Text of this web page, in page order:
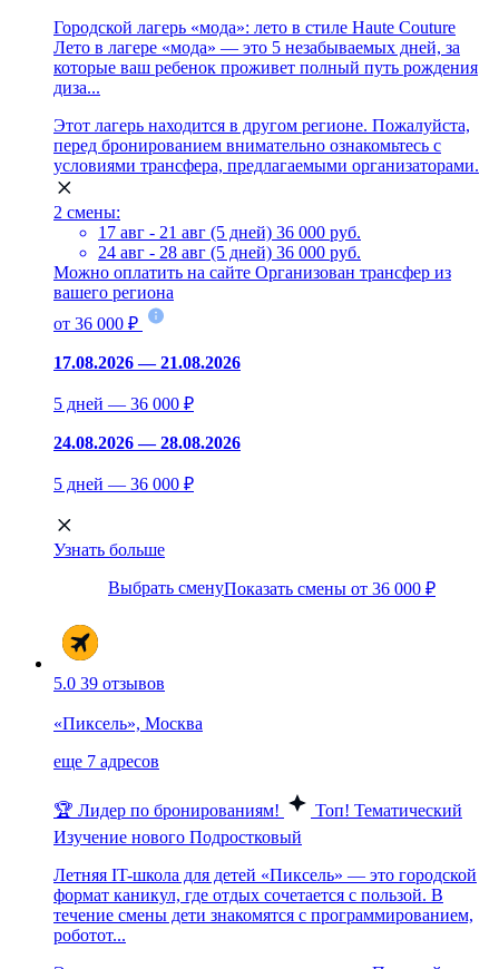
Городской лагерь «мода»: лето в стиле Haute Couture
Лето в лагере «мода» — это 5 незабываемых дней, за
которые ваш ребенок проживет полный путь рождения
диза...
Этот лагерь находится в другом регионе. Пожалуйста,
перед бронированием внимательно ознакомьтесь с
условиями трансфера, предлагаемыми организаторами.
2 смены:
17 авг - 21 авг (5 дней) 36 000 руб.
24 авг - 28 авг (5 дней) 36 000 руб.
Можно оплатить на сайте Организован трансфер из
вашего региона
от 36 000 ₽
17.08.2026 — 21.08.2026
5 дней — 36 000 ₽
24.08.2026 — 28.08.2026
5 дней — 36 000 ₽
Узнать больше
Выбрать сменуПоказать смены от 36 000 ₽
5.0 39 отзывов
«Пиксель», Москва
еще 7 адресов
🏆 Лидер по бронированиям! Топ! Тематический
Изучение нового Подростковый
Летняя IT-школа для детей «Пиксель» — это городской
формат каникул, где отдых сочетается с пользой. В
течение смены дети знакомятся с программированием,
роботот...